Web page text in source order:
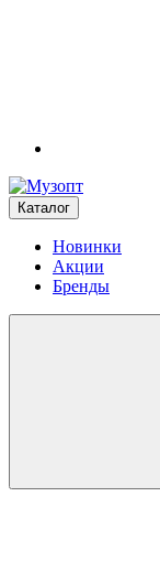
Каталог
Новинки
Акции
Бренды